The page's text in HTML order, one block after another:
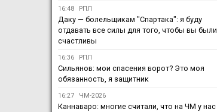
16:48 РПЛ
Даку — болельщикам "Спартака": я буду
отдавать все силы для того, чтобы вы были
счастливы
16:36 РПЛ
Сильянов: мои спасения ворот? Это моя
обязанность, я защитник
16:27 ЧМ-2026
Каннаваро: многие считали, что на ЧМ у нас